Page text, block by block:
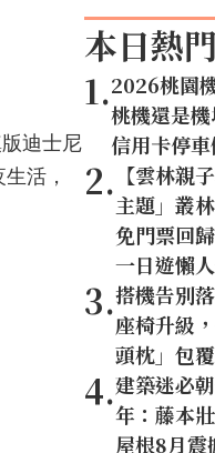
迪士尼
活，
本日熱門
1.2026桃園
桃機還是
信用卡停車
2. 【雲林親
主題」叢
免門票回
一日遊懶
3.搭機告別
座椅升級
頭枕」包
4.建築迷必
年：藤本
屋根8月震